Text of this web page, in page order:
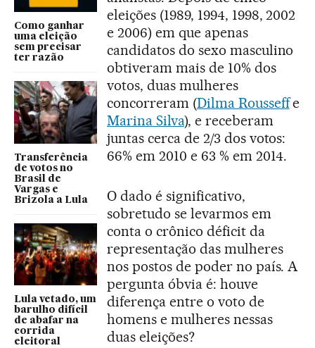
Como ganhar
uma eleição
sem precisar
ter razão
Transferência
de votos no
Brasil de
Vargas e
Brizola a Lula
Lula vetado, um
barulho difícil
de abafar na
corrida
eleitoral
eleições (1989, 1994, 1998, 2002
e 2006) em que apenas
candidatos do sexo masculino
obtiveram mais de 10% dos
votos, duas mulheres
concorreram (Dilma Rousseffe
Marina Silva), e receberam
juntas cerca de 2/3 dos votos:
66% em 2010 e 63 % em 2014.
O dado é significativo,
sobretudo se levarmos em
conta o crônico déficit da
representação das mulheres
nos postos de poder no país. A
pergunta óbvia é: houve
diferença entre o voto de
homens e mulheres nessas
duas eleições?